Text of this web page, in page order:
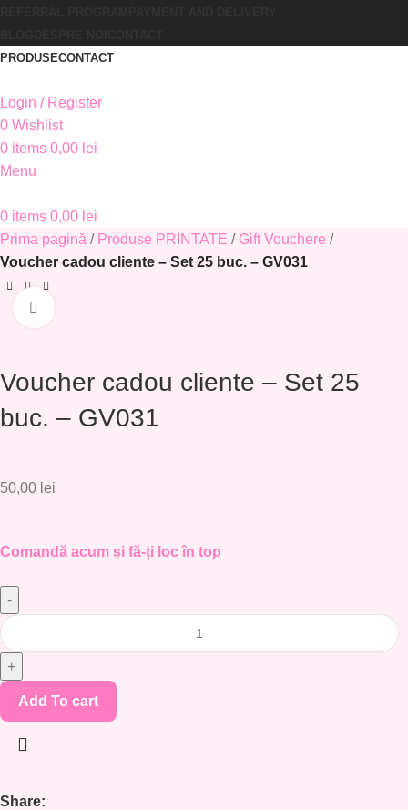
PRODUSECONTACT
Login / Register
0 Wishlist
0 items 0,00 lei
Menu
0 items 0,00 lei
Prima pagină
Produse PRINTATE
Gift Vouchere
Voucher cadou cliente – Set 25 buc. – GV031
Voucher cadou cliente – Set 25
buc. – GV031
50,00 lei
Comandă acum și fă-ți loc în top
Add To cart
Share: